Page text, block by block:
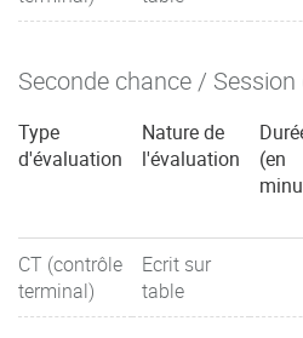
Seconde chance /
Type
d'évaluation
Nature de
l'évaluation
(en
CT (contrôle
terminal)
Ecrit sur
table